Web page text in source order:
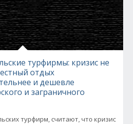
турфирмы: кризис не
отдых
и дешевле
и заграничного
турфирм, считают, что кризис